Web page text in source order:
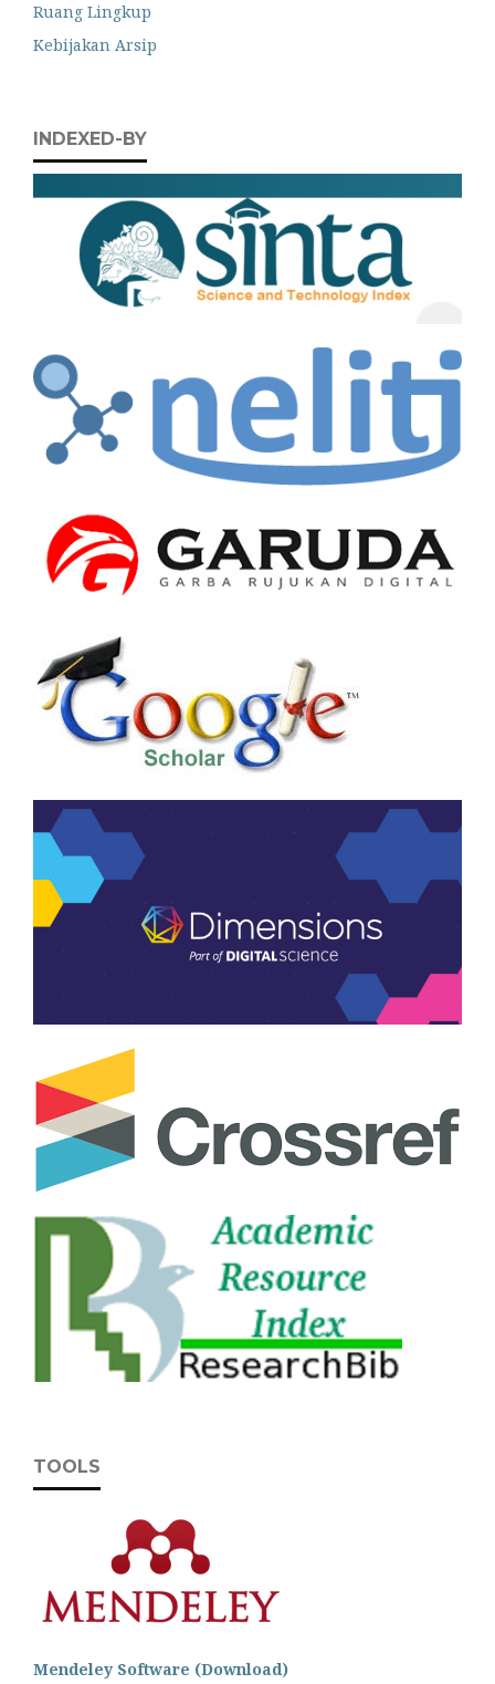
Ruang Lingkup
Kebijakan Arsip
INDEXED-BY
TOOLS
Mendeley Software (Download)